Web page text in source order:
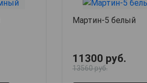
Мартин-5 белый
11300 руб.
13560 руб.